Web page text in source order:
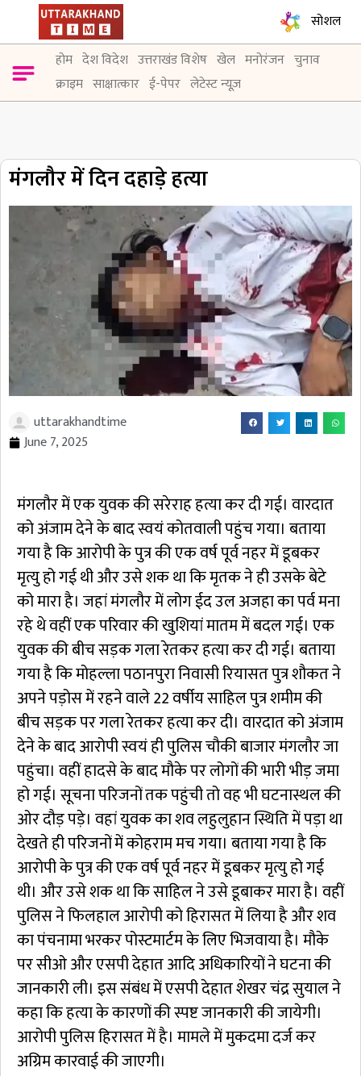
सोशल
होम देश विदेश उत्तराखंड विशेष खेल मनोरंजन चुनाव
क्राइम साक्षात्कार ई-पेपर लेटेस्ट न्यूज़
मंगलौर में दिन दहाड़े हत्या
uttarakhandtime
June 7, 2025
मंगलौर में एक युवक की सरेराह हत्या कर दी गई। वारदात
को अंजाम देने के बाद स्वयं कोतवाली पहुंच गया। बताया
गया है कि आरोपी के पुत्र की एक वर्ष पूर्व नहर में डूबकर
मृत्यु हो गई थी और उसे शक था कि मृतक ने ही उसके बेटे
को मारा है। जहां मंगलौर में लोग ईद उल अजहा का पर्व मना
रहे थे वहीं एक परिवार की खुशियां मातम में बदल गई। एक
युवक की बीच सड़क गला रेतकर हत्या कर दी गई। बताया
गया है कि मोहल्ला पठानपुरा निवासी रियासत पुत्र शौकत ने
अपने पड़ोस में रहने वाले 22 वर्षीय साहिल पुत्र शमीम की
बीच सड़क पर गला रेतकर हत्या कर दी। वारदात को अंजाम
देने के बाद आरोपी स्वयं ही पुलिस चौकी बाजार मंगलौर जा
पहुंचा। वहीं हादसे के बाद मौके पर लोगों की भारी भीड़ जमा
हो गई। सूचना परिजनों तक पहुंची तो वह भी घटनास्थल की
ओर दौड़ पड़े। वहां युवक का शव लहुलुहान स्थिति में पड़ा था
देखते ही परिजनों में कोहराम मच गया। बताया गया है कि
आरोपी के पुत्र की एक वर्ष पूर्व नहर में डूबकर मृत्यु हो गई
थी। और उसे शक था कि साहिल ने उसे डूबाकर मारा है। वहीं
पुलिस ने फिलहाल आरोपी को हिरासत में लिया है और शव
का पंचनामा भरकर पोस्टमार्टम के लिए भिजवाया है। मौके
पर सीओ और एसपी देहात आदि अधिकारियों ने घटना की
जानकारी ली। इस संबंध में एसपी देहात शेखर चंद्र सुयाल ने
कहा कि हत्या के कारणों की स्पष्ट जानकारी की जायेगी।
आरोपी पुलिस हिरासत में है। मामले में मुकदमा दर्ज कर
अग्रिम कारवाई की जाएगी।